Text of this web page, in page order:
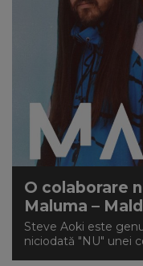
O colaborare
Maluma –
Steve Aoki este
niciodată "NU" unei